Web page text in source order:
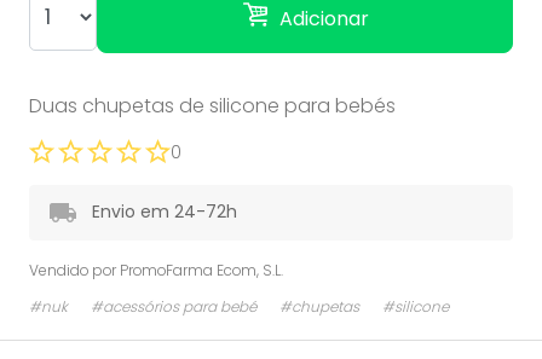
Adicionar
Duas chupetas de silicone para bebés
0
Envio em 24-72h
Vendido por PromoFarma Ecom, S.L.
#nuk
#acessórios para bebé #chupetas #silicone